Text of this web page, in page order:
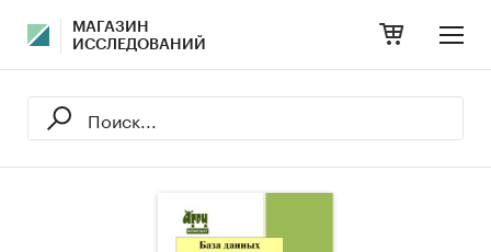
МАГАЗИН
ИССЛЕДОВАНИЙ